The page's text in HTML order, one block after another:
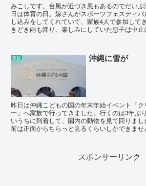
みこしです。台風が近づき風もあるのでだい
日は体育の日。嫁さんがスポーツフェスティ
し込みをしてくれていて、家族4人で参加して
きどき雨も降り、楽しみにしていた息子は中
家族 沖縄に雪が
昨日は沖縄こどもの国の年末年始イベント「
ー」へ家族で行ってきました。行くのは3年ぶ
いうちに到着して、園内の動物を見て回りま
前は正面からちらっと見るくらいしかできませ
スポンサーリンク